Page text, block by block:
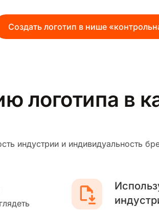
Создать логотип в нише
логотипа в
индустрии и индивидуальность